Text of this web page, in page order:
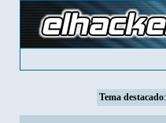
Tema destacado: